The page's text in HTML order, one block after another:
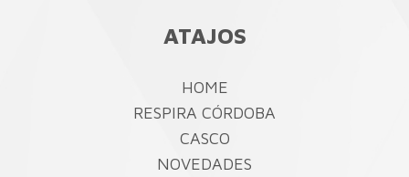
ATAJOS
HOME
RESPIRA CÓRDOBA
CASCO
NOVEDADES